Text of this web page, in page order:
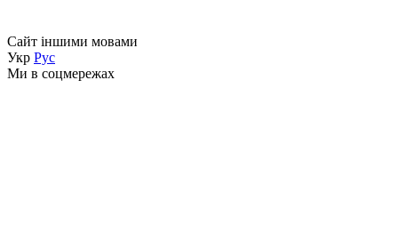
Сайт іншими мовами
Укр Рус
Ми в соцмережах